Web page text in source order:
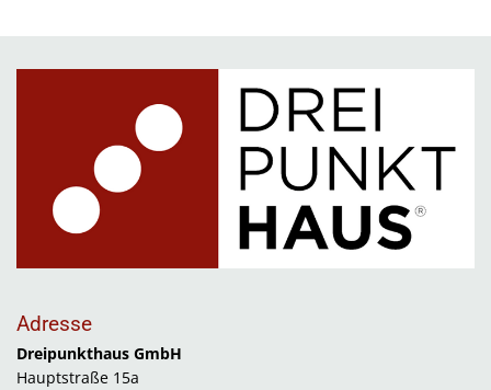
Adresse
Dreipunkthaus GmbH
Hauptstraße 15a